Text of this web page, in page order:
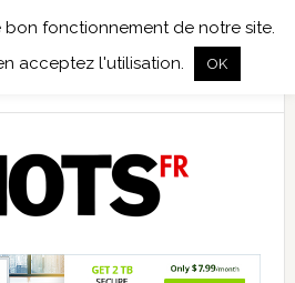
bon fonctionnement de notre site.
acceptez l'utilisation.
OK